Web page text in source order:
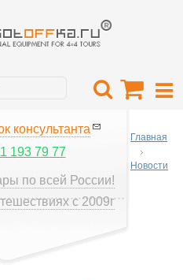
консультанта
193 79 77
по всей России!
с 2009г
Главная
Новости